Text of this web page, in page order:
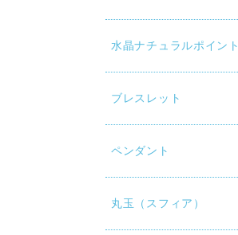
水晶ナチュラルポイント
ブレスレット
ペンダント
丸玉（スフィア）